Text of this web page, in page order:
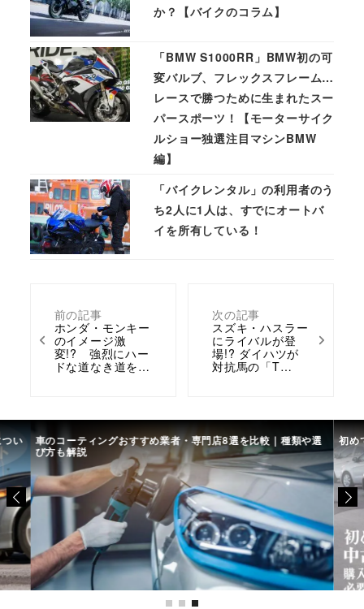
前の記事
ホンダ・モンキー
のイメージ激
変!? 強烈にハー
ドな道なき道を…
次の記事
スズキ・ハスラー
にライバルが登
場!? ダイハツが
対抗馬の「T…
か？【バイクのコラム】
「BMW S1000RR」BMW初の可
変バルブ、フレックスフレーム…
レースで勝つために生まれたスー
パースポーツ！【モーターサイク
ルショー独選注目マシンBMW
編】
「バイクレンタル」の利用者のう
ち2人に1人は、すでにオートバ
イを所有している！
い 車のコーティングおすすめ業者・専門店8選を比較｜種類や選
び方も解説
初め